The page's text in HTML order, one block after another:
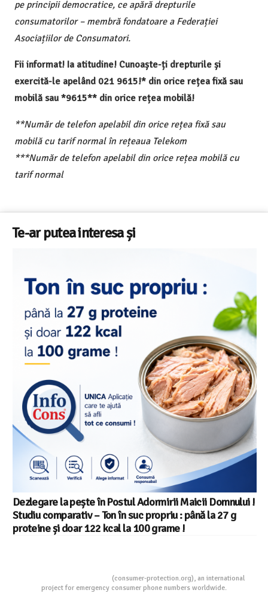
pe principii democratice, ce apără drepturile
consumatorilor – membră fondatoare a Federației
Asociațiilor de Consumatori.
Fii informat! Ia atitudine! Cunoaște-ți drepturile și
exercită-le apelând 021 9615!* din orice rețea fixă sau
mobilă sau *9615** din orice rețea mobilă!
**Număr de telefon apelabil din orice rețea fixă sau
mobilă cu tarif normal în rețeaua Telekom
***Număr de telefon apelabil din orice rețea mobilă cu
tarif normal
Te-ar putea interesa și
Salariul minim in Europa in 2026 – Romania pe locul 20
din 22 in UE
(consumer-protection.org), an international
project for emergency consumer phone numbers worldwide.